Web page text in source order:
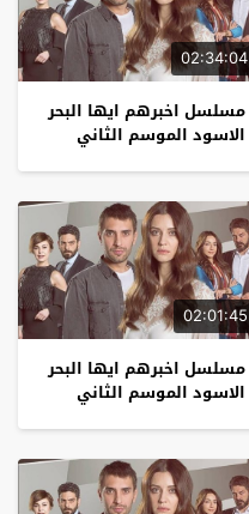
02:34:04
مسلسل اخبرهم ايها البحر
الاسود الموسم الثاني
02:01:45
مسلسل اخبرهم ايها البحر
الاسود الموسم الثاني